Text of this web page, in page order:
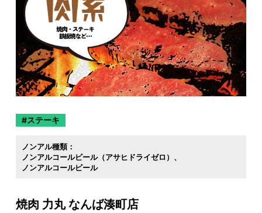
ステーキ
ノンアル種類：
ノンアルコールビール（アサヒドライゼロ）
ノンアルコールビール
焼肉 力丸 なんば湊町店